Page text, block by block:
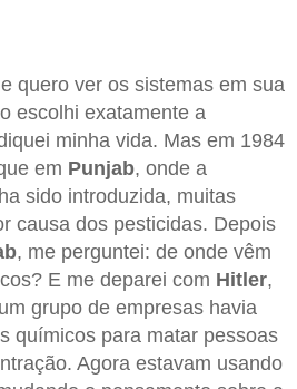
quero ver os sistemas em sua
escolhi exatamente a
minha vida. Mas em 1984
em Punjab, onde a
sido introduzida, muitas
causa dos pesticidas. Depois
, me perguntei: de onde vêm
E me deparei com Hitler,
grupo de empresas havia
químicos para matar pessoas
Agora estavam usando